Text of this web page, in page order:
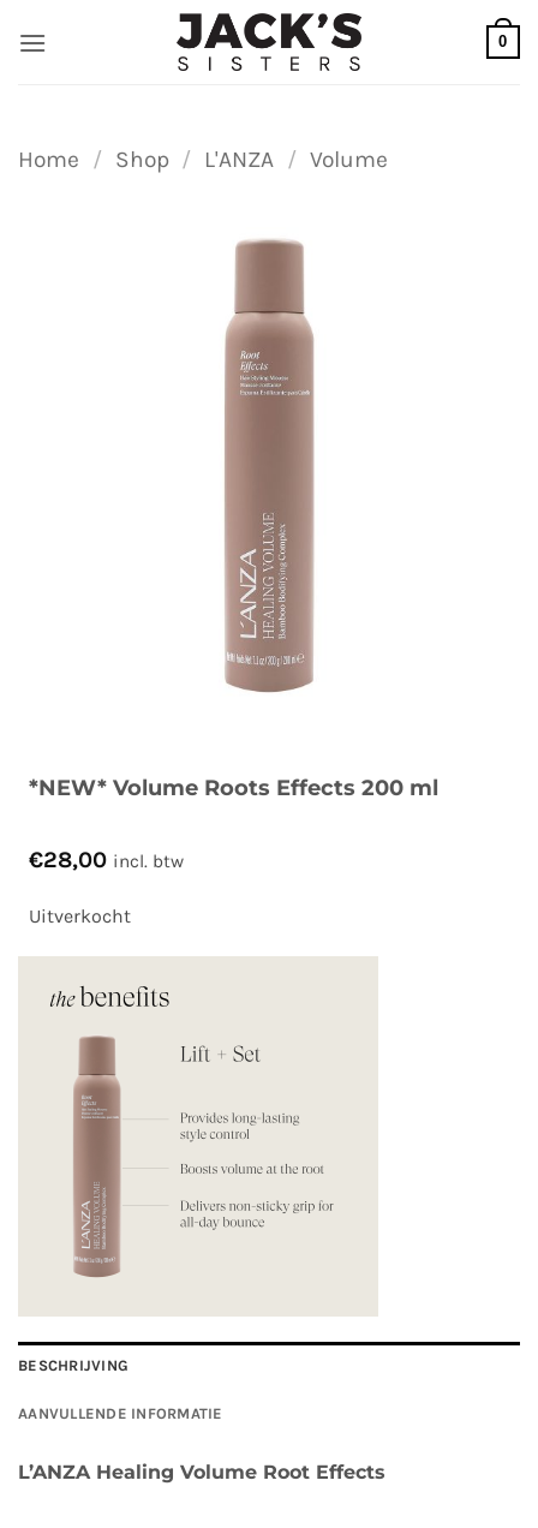
naar
0
Home / Shop / L'ANZA / Volume
*NEW* Volume Roots Effects 200 ml
€28,00 incl. btw
Uitverkocht
BESCHRIJVING
AANVULLENDE INFORMATIE
L’ANZA Healing Volume Root Effects